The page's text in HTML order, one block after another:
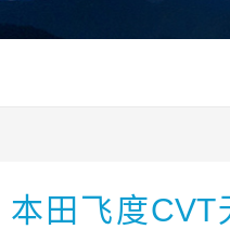
本田飞度CVT